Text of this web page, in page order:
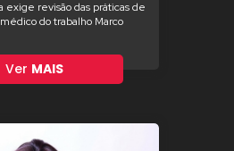
exige revisão das práticas de
do trabalho Marco
Ver MAIS